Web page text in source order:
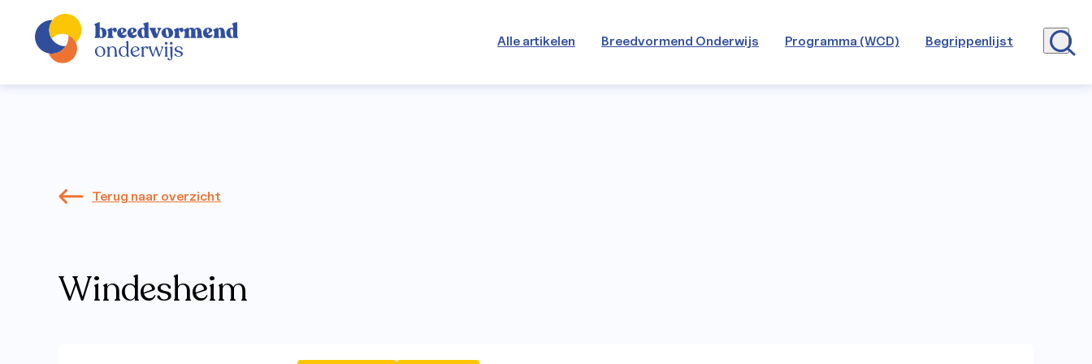
Alle artikelen Breedvormend Onderwijs Programma (WCD) Begrippenlijst
Alle artikelen
Breedvormend Onderwijs
Terug naar overzicht
Windesheim